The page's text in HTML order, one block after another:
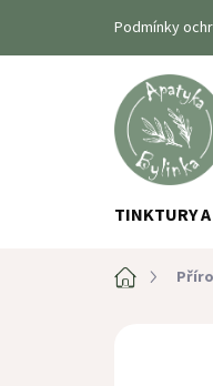
obsah
Podmínky
TINKTURY
Domů